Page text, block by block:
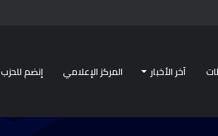
آخر الأخبار المركز الإعلامي إنضم للحزب